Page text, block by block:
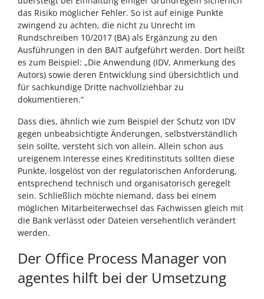
das Risiko möglicher Fehler. So ist auf einige Punkte
zwingend zu achten, die nicht zu Unrecht im
Rundschreiben 10/2017 (BA) als Ergänzung zu den
Ausführungen in den BAIT aufgeführt werden. Dort heißt
es zum Beispiel: „Die Anwendung (IDV, Anmerkung des
Autors) sowie deren Entwicklung sind übersichtlich und
für sachkundige Dritte nachvollziehbar zu
dokumentieren.“
Dass dies, ähnlich wie zum Beispiel der Schutz von IDV
gegen unbeabsichtigte Änderungen, selbstverständlich
sein sollte, versteht sich von allein. Allein schon aus
ureigenem Interesse eines Kreditinstituts sollten diese
Punkte, losgelöst von der regulatorischen Anforderung,
entsprechend technisch und organisatorisch geregelt
sein. Schließlich möchte niemand, dass bei einem
möglichen Mitarbeiterwechsel das Fachwissen gleich mit
die Bank verlässt oder Dateien versehentlich verändert
werden.
Der Office Process Manager von
agentes hilft bei der Umsetzung